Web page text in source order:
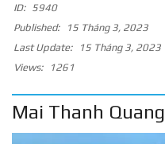
ID:
5940
Published:
15 Tháng 3, 2023
Last Update:
15 Tháng 3, 2023
Views:
1261
Mai Thanh Quang